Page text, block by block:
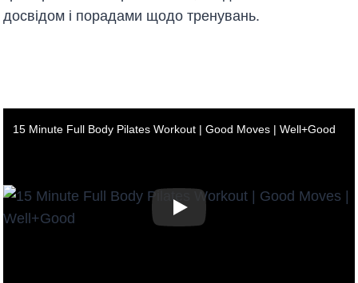
досвідом і порадами щодо тренувань.
15 Minute Full Body Pilates Workout | Good Moves | Well+Good